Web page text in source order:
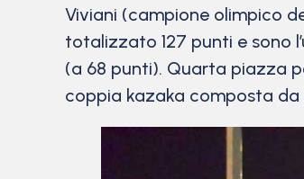
Viviani (campione olimpico
totalizzato 127 punti e sono
(a 68 punti). Quarta piazza
coppia kazaka composta da